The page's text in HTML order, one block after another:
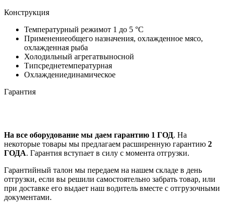
Конструкция
Температурный режимот 1 до 5 °C
Применениеобщего назначения, охлажденное мясо,
охлажденная рыба
Холодильный агрегатвыносной
Типсреднетемпературная
Охлаждениединамическое
Гарантия
На все оборудование мы даем гарантию 1 ГОД. На
некоторые товары мы предлагаем расширенную гарантию 2
ГОДА. Гарантия вступает в силу с момента отгрузки.
Гарантийный талон мы передаем на нашем складе в день
отгрузки, если вы решили самостоятельно забрать товар, или
при доставке его выдает наш водитель вместе с отгрузочными
документами.